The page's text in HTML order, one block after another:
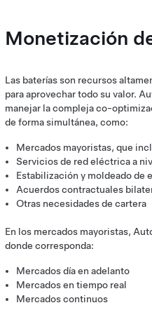
Monetización
Las baterías son recursos
para aprovechar todo su valor.
manejar la compleja co-
de forma simultánea, como:
Mercados mayoristas, que
Servicios de red eléctrica a
Estabilización y moldeado de
Acuerdos contractuales
Otras necesidades de cartera
En los mercados mayoristas,
donde corresponda:
Mercados día en adelanto
Mercados en tiempo real
Mercados continuos